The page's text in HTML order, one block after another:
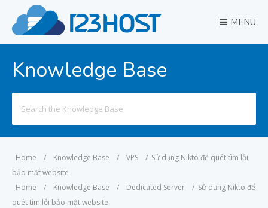
MENU
Knowledge Base
for:
Home / Knowledge Base / VPS / Sử dụng Nikto để quét tìm lỗi
bảo mật website
Home
/ Knowledge Base / Dedicated Server / Sử dụng Nikto để
quét tìm lỗi bảo mật website